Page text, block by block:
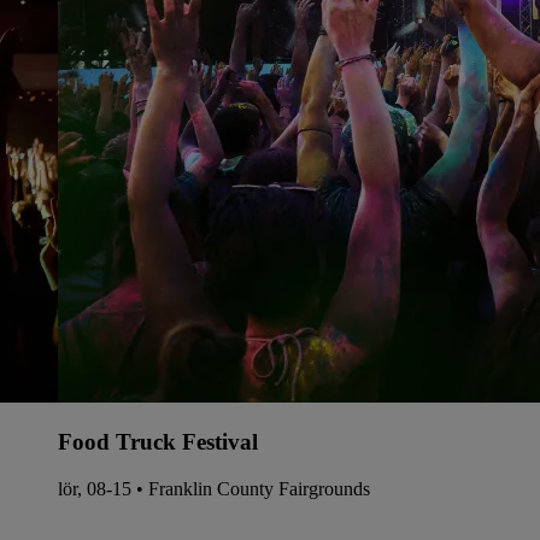
Food Truck Festival
lör, 08-15 • Franklin County Fairgrounds